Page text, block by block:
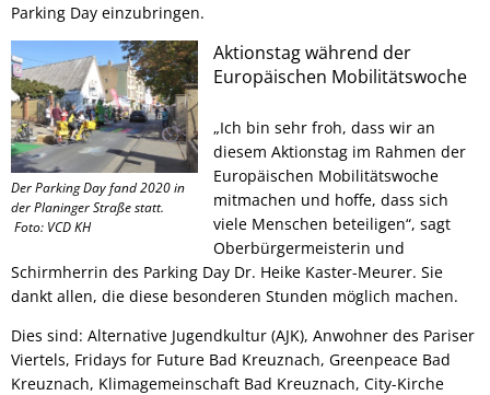
Parking Day einzubringen.
Der Parking Day fand 2020 in
der Planinger Straße statt.
Foto: VCD KH
Aktionstag während der
Europäischen Mobilitätswoche
„Ich bin sehr froh, dass wir an
diesem Aktionstag im Rahmen der
Europäischen Mobilitätswoche
mitmachen und hoffe, dass sich
viele Menschen beteiligen“, sagt
Oberbürgermeisterin und
Schirmherrin des Parking Day Dr. Heike Kaster-Meurer. Sie
dankt allen, die diese besonderen Stunden möglich machen.
Dies sind: Alternative Jugendkultur (AJK), Anwohner des Pariser
Viertels, Fridays for Future Bad Kreuznach, Greenpeace Bad
Kreuznach, Klimagemeinschaft Bad Kreuznach, City-Kirche